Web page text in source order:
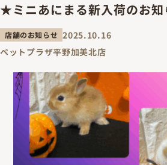
★ミニあにまる新入荷のお
店舗のお知らせ 2025.10.16
ペットプラザ平野加美北店